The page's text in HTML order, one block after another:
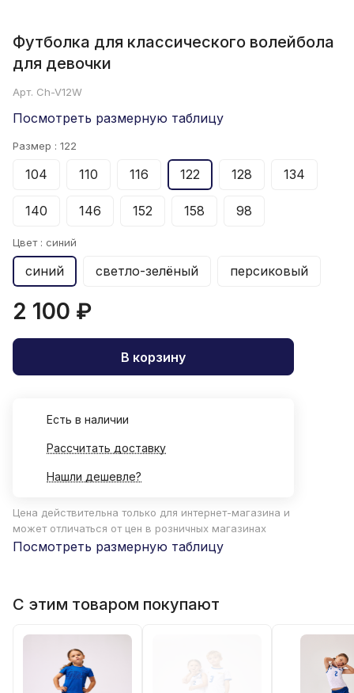
Футболка для классического волейбола
для девочки
Арт. Ch-V12W
Посмотреть размерную таблицу
Размер : 122
104 110 116 122 128 134
140 146 152 158 98
Цвет : синий
синий светло-зелёный персиковый
2 100 ₽
В корзину
Есть в наличии
Рассчитать доставку
Нашли дешевле?
Цена действительна только для интернет-магазина и
может отличаться от цен в розничных магазинах
Посмотреть размерную таблицу
С этим товаром покупают